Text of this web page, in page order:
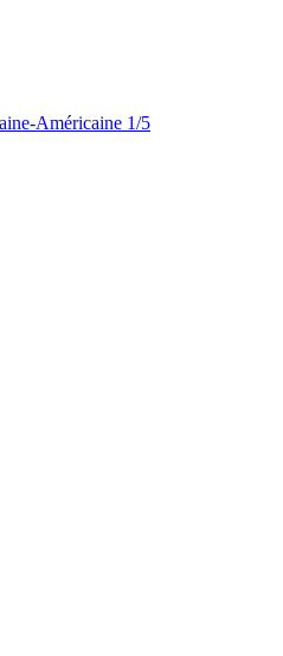
Américaine 1/5